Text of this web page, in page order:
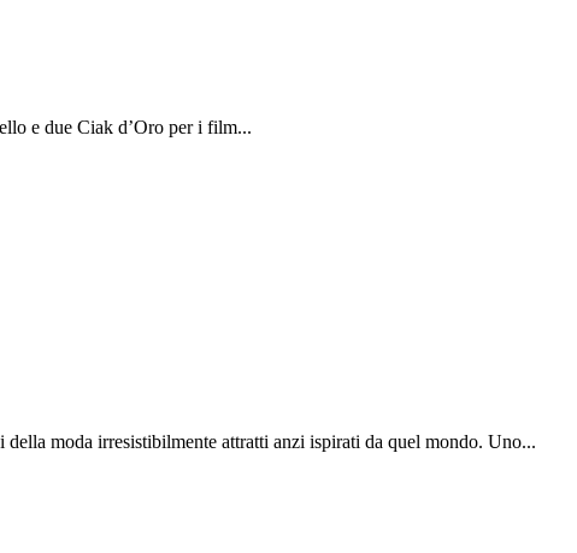
e due Ciak d’Oro per i film...
moda irresistibilmente attratti anzi ispirati da quel mondo. Uno...